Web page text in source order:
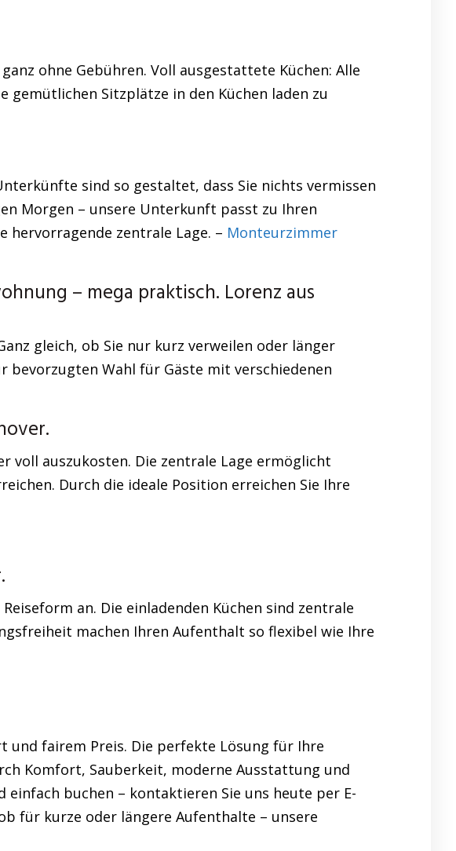
ohne Gebühren. Voll ausgestattete Küchen: Alle
gemütlichen Sitzplätze in den Küchen laden zu
sind so gestaltet, dass Sie nichts vermissen
Morgen – unsere Unterkunft passt zu Ihren
zentrale Lage. – Monteurzimmer
– mega praktisch. Lorenz aus
gleich, ob Sie nur kurz verweilen oder länger
bevorzugten Wahl für Gäste mit verschiedenen
voll auszukosten. Die zentrale Lage ermöglicht
Durch die ideale Position erreichen Sie Ihre
an. Die einladenden Küchen sind zentrale
machen Ihren Aufenthalt so flexibel wie Ihre
und fairem Preis. Die perfekte Lösung für Ihre
Komfort, Sauberkeit, moderne Ausstattung und
einfach buchen – kontaktieren Sie uns heute per E-
für kurze oder längere Aufenthalte – unsere